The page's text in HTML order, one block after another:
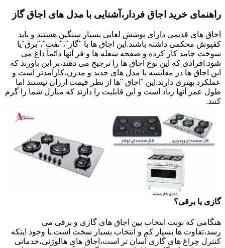
راهنمای خرید اجاق فردار،آشنایی با مدل های اجاق گاز
اجاق های قدیمی دارای پوشش لعابی بسیار سنگین هستند و باید
کفپوش محکمی داشته باشند.این اجاق ها با "گاز"،"نفت"،"برق"یا
سوخت جامد کار کرده و صفحه شعله ها و فر آنها دائماً داغ می
شود.افرادی که این نوع اجاق ها را ترجیح می دهند،بر این باورند که
این اجاق ها در مقایسه با مدل های جدید و مدرن،کارآمدتر است و
عملکرد بهتری دارند.این "اجاق "ها از نظر قیمت ارزان نیستند اما
طول عمر آنها زیاد است و این قابلیت را دارند که منازل شما را گرم
کنند.
گازی یا برقی؟
هنگامی که نوبت انتخاب بین اجاق های گازی و برقی می
رسد،تفاوت ها بسیار کم و انتخاب بسیار سخت است.با وجود اینکه
کنترل چراغ های گازی آسان تر است،اجاق های هالوژنی،خدماتی